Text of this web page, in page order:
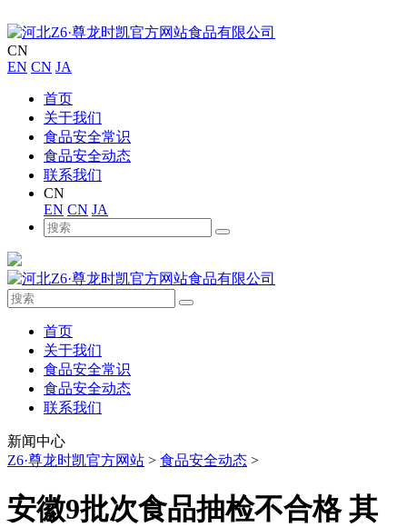
CN
EN CN JA
首页
关于我们
食品安全常识
食品安全动态
联系我们
CN
EN CN JA
首页
关于我们
食品安全常识
食品安全动态
联系我们
新闻中心
Z6·尊龙时凯官方网站 > 食品安全动态 >
安徽9批次食品抽检不合格 其